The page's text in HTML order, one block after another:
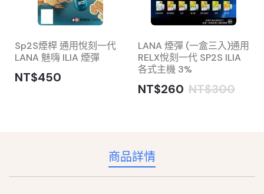
Sp2S煙桿 通用悅刻一代
LANA 魅嗨 ILIA 煙彈
NT$450
LANA 煙彈 (一盒三入)通用
RELX悅刻一代 SP2S ILIA
各式主機 3%
NT$260 NT$300
商品詳情